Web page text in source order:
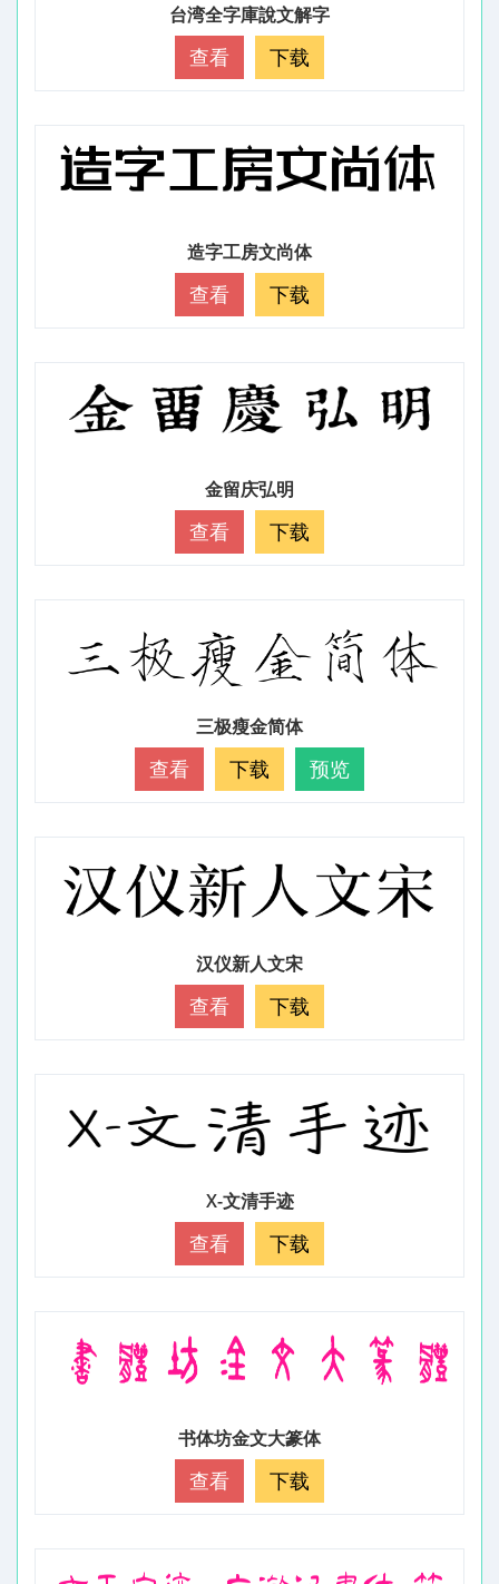
台湾全字庫說文解字
查看 下载
造字工房文尚体
查看 下载
金留庆弘明
查看 下载
三极瘦金简体
查看 下载 预览
汉仪新人文宋
查看 下载
X-文清手迹
查看 下载
书体坊金文大篆体
查看 下载